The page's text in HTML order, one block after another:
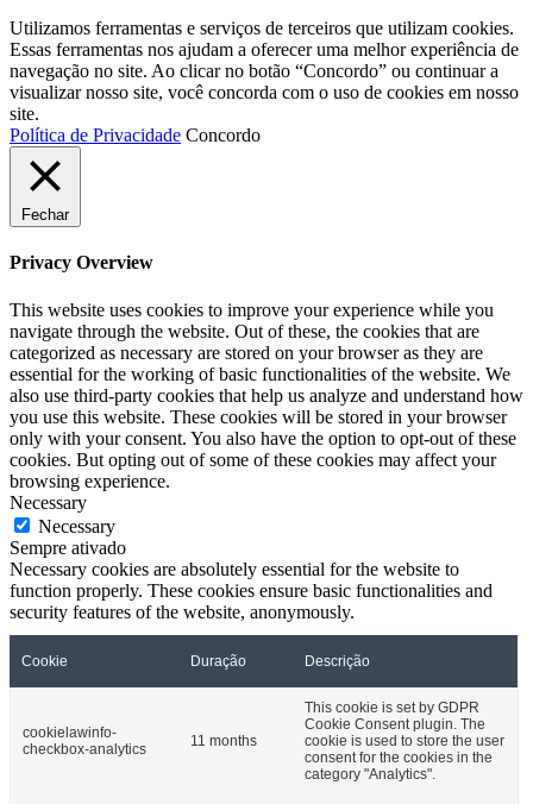
Utilizamos ferramentas e serviços de terceiros que utilizam cookies.
Essas ferramentas nos ajudam a oferecer uma melhor experiência de
navegação no site. Ao clicar no botão “Concordo” ou continuar a
visualizar nosso site, você concorda com o uso de cookies em nosso
site.
Política de Privacidade Concordo
Fechar
Privacy Overview
This website uses cookies to improve your experience while you
navigate through the website. Out of these, the cookies that are
categorized as necessary are stored on your browser as they are
essential for the working of basic functionalities of the website. We
also use third-party cookies that help us analyze and understand how
you use this website. These cookies will be stored in your browser
only with your consent. You also have the option to opt-out of these
cookies. But opting out of some of these cookies may affect your
browsing experience.
Necessary
Necessary
Sempre ativado
Necessary cookies are absolutely essential for the website to
function properly. These cookies ensure basic functionalities and
security features of the website, anonymously.
Cookie Duração Descrição
cookielawinfo-
checkbox-analytics
11 months
This cookie is set by GDPR
Cookie Consent plugin. The
cookie is used to store the user
consent for the cookies in the
category "Analytics".